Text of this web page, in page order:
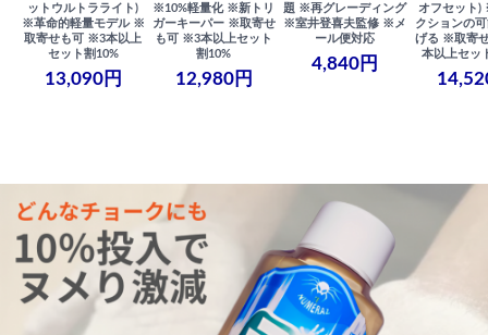
ットウルトラライト)
※革命的軽量モデル ※
取寄せも可 ※3本以上
セット割10%
13,090円
※10%軽量化 ※新トリ
ガーキーパー ※取寄せ
も可 ※3本以上セット
割10%
12,980円
題 ※再グレーディング
※室井登喜夫監修 ※メ
ール便対応
4,840円
オフセット)
クションの
げる ※取寄
本以上セッ